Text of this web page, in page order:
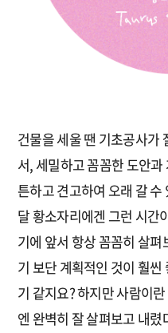
건물을 세울 땐 기초공사가
서, 세밀하고 꼼꼼한 도안
튼하고 견고하여 오래 갈 수
달 황소자리에겐 그런 시간
기에 앞서 항상 꼼꼼히 살
기 보단 계획적인 것이 훨
기 같지요? 하지만 사람이
엔 완벽히 잘 살펴보고 내